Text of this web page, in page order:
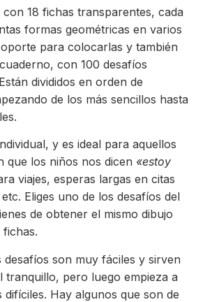
con 18 fichas transparentes, cada
formas geométricas en varios
para colocarlas y también
con 100 desafíos
divididos en orden de
de los más sencillos hasta
y es ideal para aquellos
que los niños nos dicen «estoy
viajes, esperas largas en citas
Eliges uno de los desafíos del
de obtener el mismo dibujo
fichas.
desafíos son muy fáciles y sirven
tranquillo, pero luego empieza a
difíciles. Hay algunos que son de